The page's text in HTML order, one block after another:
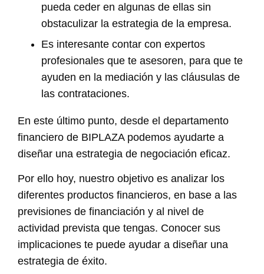
pueda ceder en algunas de ellas sin
obstaculizar la estrategia de la empresa.
Es interesante contar con expertos
profesionales que te asesoren, para que te
ayuden en la mediación y las cláusulas de
las contrataciones.
En este último punto, desde el departamento
financiero de BIPLAZA podemos ayudarte a
diseñar una estrategia de negociación eficaz.
Por ello hoy, nuestro objetivo es analizar los
diferentes productos financieros, en base a las
previsiones de financiación y al nivel de
actividad prevista que tengas. Conocer sus
implicaciones te puede ayudar a diseñar una
estrategia de éxito.